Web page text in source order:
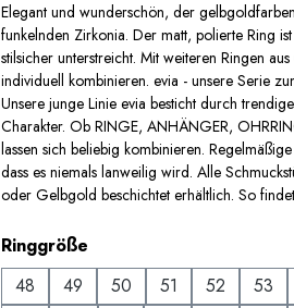
Elegant und wunderschön, der
funkelnden Zirkonia. Der matt, polierte Ring
stilsicher unterstreicht. Mit weiteren Ringen
individuell kombinieren. evia - unsere Serie
Unsere junge Linie evia besticht durch
Charakter. Ob RINGE, ANHÄNGER,
lassen sich beliebig kombinieren.
dass es niemals lanweilig wird. Alle
oder Gelbgold beschichtet erhältlich. So
Ringgröße
48
49 50 51 52 53